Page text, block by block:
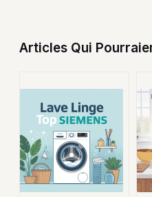
Articles Qui